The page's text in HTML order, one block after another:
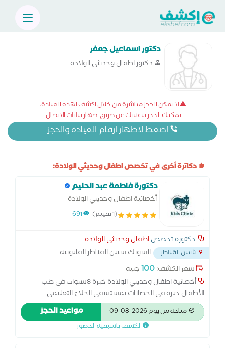
دكتور اسماعيل جعفر
دكتور اطفال وحديثي الولادة
لا يمكن الحجز مباشرة من خلال اكشف لهذه العيادة،
يمكنك الحجز بنفسك عن طريق اظهار بيانات الاتصال:
اضغط لاظهار ارقام العيادة والحجز
دكاترة أخرى في تخصص اطفال وحديثي الولادة:
دكتورة فاطمة عبد الحليم
أخصائية اطفال وحديثي الولادة
(1 تقييم) 691
دكتورة تخصصاطفال وحديثي الولادة
شبين القناطر الشوبك شبين القناطر القليوبيه...
سعر الكشف:100جنيه
أخصائية اطفال وحديثي الولادة خبرة 8سنوات فى طب
الأطفال خبرة فى الحضانات بمستشفى الجلاء التعليمى
متاحة من يوم 2026-08-09 مواعيد الحجز
الكشف باسبقية الحضور